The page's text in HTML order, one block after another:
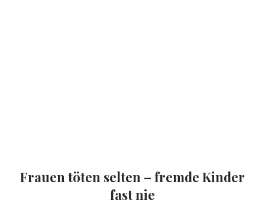
Frauen töten selten – fremde Kinder
fast nie